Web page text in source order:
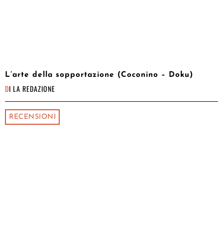
L’arte della sopportazione (Coconino – Doku)
DI LA REDAZIONE
RECENSIONI